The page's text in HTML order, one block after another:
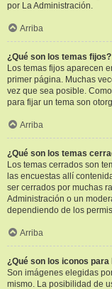
por La Administración.
Arriba
¿Qué son los temas fijos?
Los temas fijos aparecen
primer página. Muchas
vez que sea posible.
para fijar un tema son
Arriba
¿Qué son los temas
Los temas cerrados son
las encuestas allí
ser cerrados por muchas
Administración o un
dependiendo de los
Arriba
¿Qué son los iconos
Son imágenes elegidas
mismo. La posibilidad de